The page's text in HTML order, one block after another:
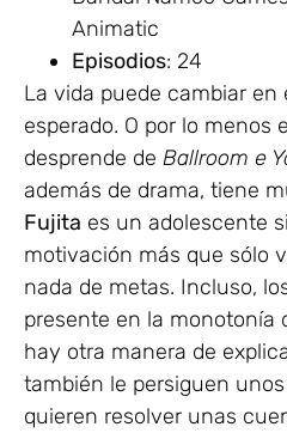
Animatic
Episodios: 24
La vida puede cambiar
esperado. O por lo menos
desprende de Ballroom e
además de drama, tiene
Fujita es un adolescente
motivación más que sólo
nada de metas. Incluso,
presente en la monotonía
hay otra manera de
también le persiguen
quieren resolver unas